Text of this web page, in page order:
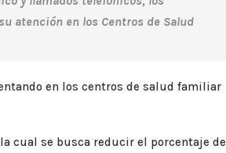
atención en los Centros de Salud
en los centros de salud familiar
cual se busca reducir el porcentaje de